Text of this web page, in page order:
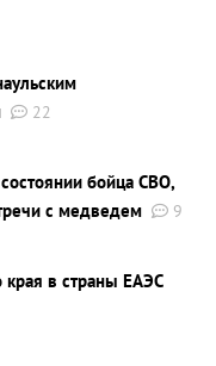
22
бойца СВО,
с медведем
9
края в страны ЕАЭС